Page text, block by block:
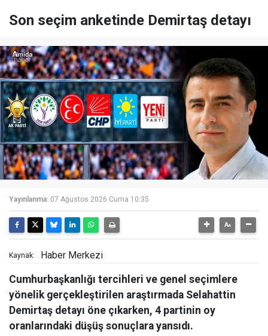
Son seçim anketinde Demirtaş detayı
Yayınlanma: 07 Ağustos 2026 Cuma 10:35
Kaynak: Haber Merkezi
Cumhurbaşkanlığı tercihleri ve genel seçimlere
yönelik gerçekleştirilen araştırmada Selahattin
Demirtaş detayı öne çıkarken, 4 partinin oy
oranlarındaki düşüş sonuçlara yansıdı.